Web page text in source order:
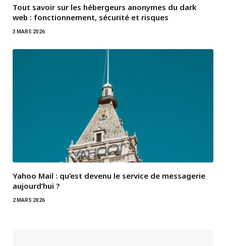
Tout savoir sur les hébergeurs anonymes du dark
web : fonctionnement, sécurité et risques
3 MARS 2026
Yahoo Mail : qu’est devenu le service de messagerie
aujourd’hui ?
2 MARS 2026